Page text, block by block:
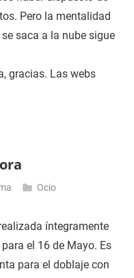
Pero la mentalidad
saca a la nube sigue
gracias. Las webs
Ocio
íntegramente
el 16 de Mayo. Es
para el doblaje con